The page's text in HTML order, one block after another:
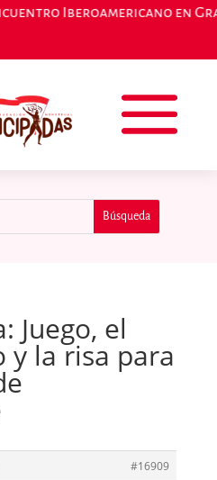
Iberoamericano en
Juego, el
la risa para
#16909